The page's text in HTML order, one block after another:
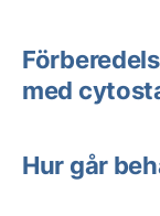
med
Hur går